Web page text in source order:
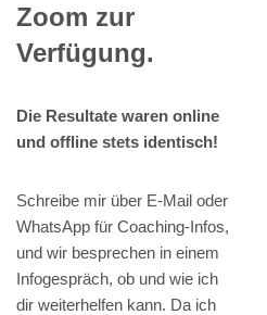
Zoom zur
Verfügung.
Die Resultate waren online
und offline stets identisch!
Schreibe mir über E-Mail oder
WhatsApp für Coaching-Infos,
und wir besprechen in einem
Infogespräch, ob und wie ich
dir weiterhelfen kann. Da ich